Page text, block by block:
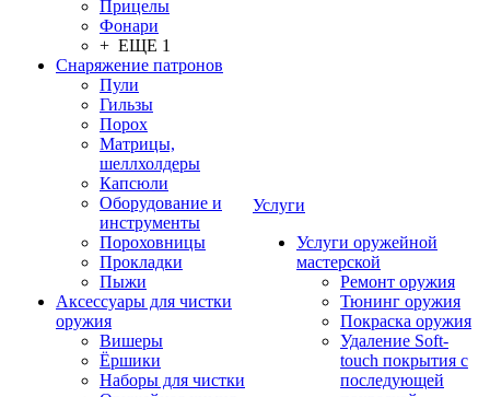
Прицелы
Фонари
+ ЕЩЕ 1
Снаряжение патронов
Пули
Гильзы
Порох
Матрицы,
шеллхолдеры
Капсюли
Оборудование и
инструменты
Пороховницы
Прокладки
Пыжи
Аксессуары для чистки
оружия
Вишеры
Ёршики
Наборы для чистки
Услуги
Услуги оружейной
мастерской
Ремонт оружия
Тюнинг оружия
Покраска оружия
Удаление Soft-
touch покрытия с
последующей